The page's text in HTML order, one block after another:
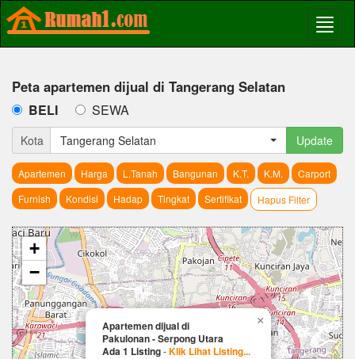
Peta apartemen dijual di Tangerang Selatan
BELI SEWA
Kota Tangerang Selatan Update
Apartemen Harga L.Tanah Bangunan K.T. K.M.
Carport
Furnish
Kondisi Hadap Tingkat Sertifikat Hapus Filter
Apartemen dijual di
Pakulonan - Serpong Utara
Ada 1 Listing-Klik Lihat Listing...
×
+
−